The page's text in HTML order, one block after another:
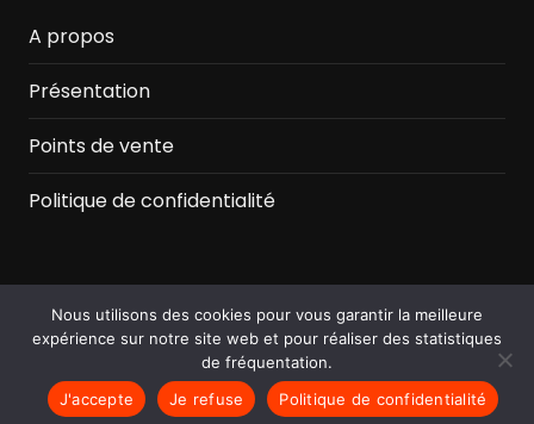
A propos
Présentation
Points de vente
Politique de confidentialité
©2026 Prussian Blue. All Rights Reserved
Nous utilisons des cookies pour vous garantir la meilleure
expérience sur notre site web et pour réaliser des statistiques
de fréquentation.
J'accepte
Je refuse Politique de confidentialité